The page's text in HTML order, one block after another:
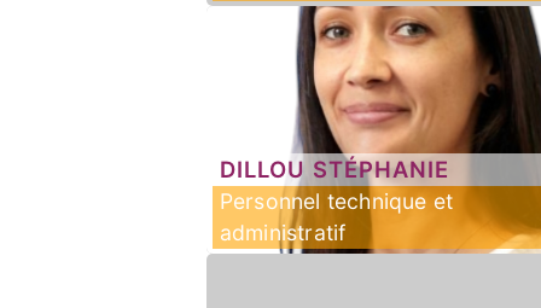
DILLOU STÉPHANIE
Personnel technique et
administratif